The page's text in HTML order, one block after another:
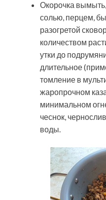
Окорочка
солью, перцем,
разогретой
количеством
утки до
длительное
томление в
жаропрочном
минимальном
чеснок,
воды.